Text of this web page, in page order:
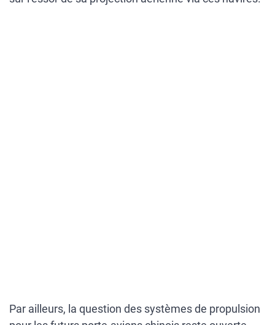
Par ailleurs, la question des systèmes de propulsion